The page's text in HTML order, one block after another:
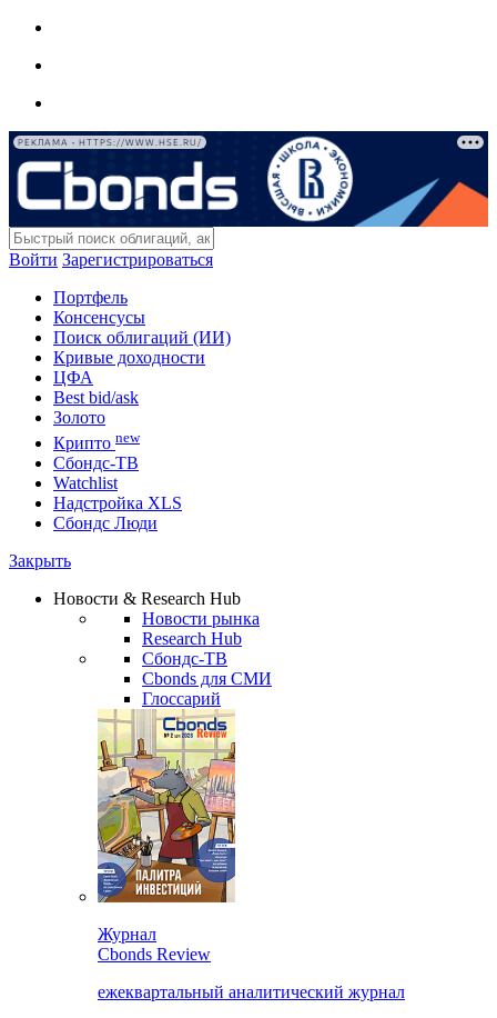
РЕКЛАМА • HTTPS://WWW.HSE.RU/
Войти Зарегистрироваться
Портфель
Консенсусы
Поиск облигаций (ИИ)
Кривые доходности
ЦФА
Best bid/ask
Золото
Крипто new
Сбондс-ТВ
Watchlist
Надстройка XLS
Сбондс Люди
Закрыть
Новости & Research Hub
Новости рынка
Research Hub
Сбондс-ТВ
Cbonds для СМИ
Глоссарий
Журнал
Cbonds Review
ежеквартальный аналитический журнал